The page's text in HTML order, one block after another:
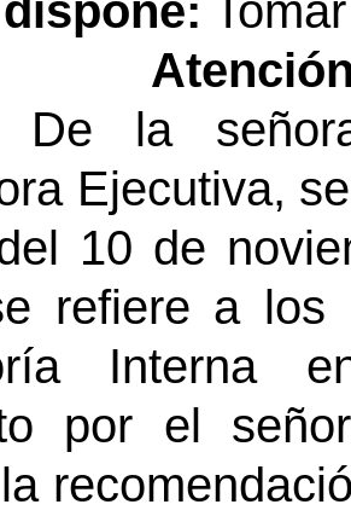
De la
Ejecutiva,
10 de
refiere a los
Interna
por el